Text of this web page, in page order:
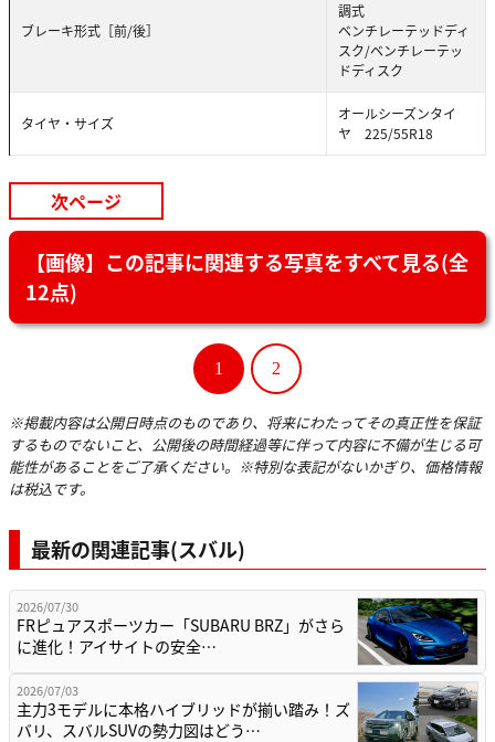
ブレーキ形式［前/後］
調式
ベンチレーテッドディ
スク/ベンチレーテッ
ドディスク
タイヤ・サイズ
オールシーズンタイ
ヤ 225/55R18
次ページ
【画像】この記事に関連する写真をすべて見る(全
12点)
1 2
※掲載内容は公開日時点のものであり、将来にわたってその真正性を保証
するものでないこと、公開後の時間経過等に伴って内容に不備が生じる可
能性があることをご了承ください。※特別な表記がないかぎり、価格情報
は税込です。
最新の関連記事(スバル)
2026/07/30
FRピュアスポーツカー「SUBARU BRZ」がさら
に進化！アイサイトの安全…
2026/07/03
主力3モデルに本格ハイブリッドが揃い踏み！ズ
バリ、スバルSUVの勢力図はどう…